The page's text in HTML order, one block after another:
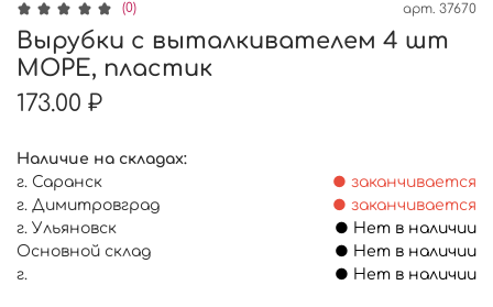
(0) арт. 37670
Вырубки с выталкивателем 4 шт
МОРЕ, пластик
173.00 ₽
Наличие на складах:
г. Саранск
● заканчивается
г. Димитровград
● заканчивается
г. Ульяновск
● Нет в наличии
Основной склад
● Нет в наличии
г.
● Нет в наличии